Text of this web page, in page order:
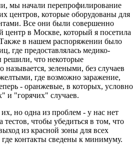
мы начали перепрофилирование
центров, которые оборудованы для
Все они были совершенно
в Москве, который я посетила
в нашем распоряжении было
где предоставлялась медико-
что некоторые
называется, зелеными, без случаев
где возможно заражение,
- оранжевые, в которых, условно
и "горячих" случаев.
но одна из проблем - у нас нет
тестов, чтобы убедиться в том, что
из красной зоны для всех
контакты сведены к минимуму.